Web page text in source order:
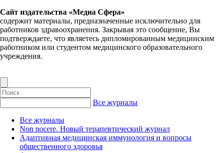
Сайт издательства «Медиа Сфера»
содержит материалы, предназначенные исключительно для
работников здравоохранения. Закрывая это сообщение, Вы
подтверждаете, что являетесь дипломированным медицинским
работником или студентом медицинского образовательного
учреждения.
Все журналы
Все журналы
Non nocere. Новый терапевтический журнал
Адаптивная медицинская иммунология и вопросы
общественного здоровья